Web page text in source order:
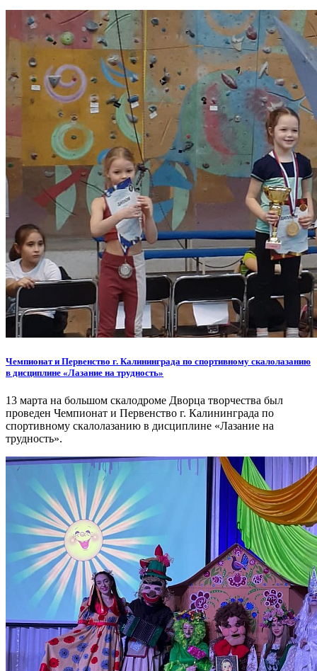
Чемпионат и Первенство г. Калининграда по спортивному скалолазанию
в дисциплине «Лазание на трудность»
13 марта на большом скалодроме Дворца творчества был
проведен Чемпионат и Первенство г. Калининграда по
спортивному скалолазанию в дисциплине «Лазание на
трудность».